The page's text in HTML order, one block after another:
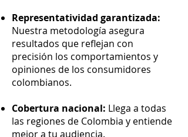
Representatividad garantizada:
Nuestra metodología asegura
resultados que reflejan con
precisión los comportamientos y
opiniones de los consumidores
colombianos.
Cobertura nacional: Llega a todas
las regiones de Colombia y entiende
mejor a tu audiencia.